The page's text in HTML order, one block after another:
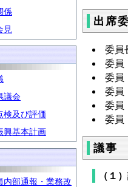
係
見
議会
検及び評価
興基本計画
内部通報・業務改
出席
委員
委
委
委
委
委
議事
（１